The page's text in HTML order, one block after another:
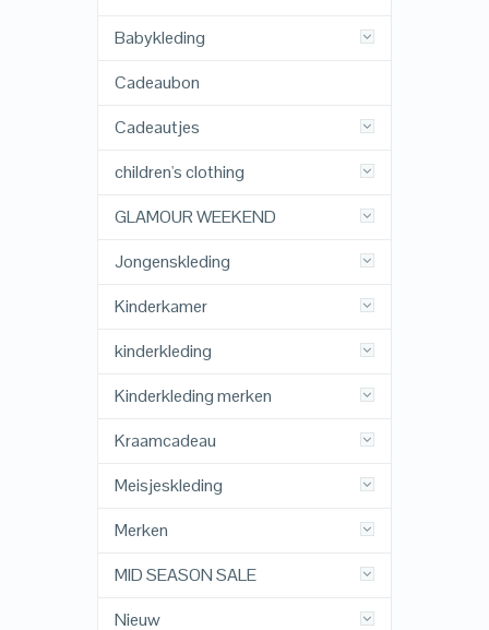
Babykleding
Cadeaubon
Cadeautjes
children's clothing
GLAMOUR WEEKEND
Jongenskleding
Kinderkamer
kinderkleding
Kinderkleding merken
Kraamcadeau
Meisjeskleding
Merken
MID SEASON SALE
Nieuw